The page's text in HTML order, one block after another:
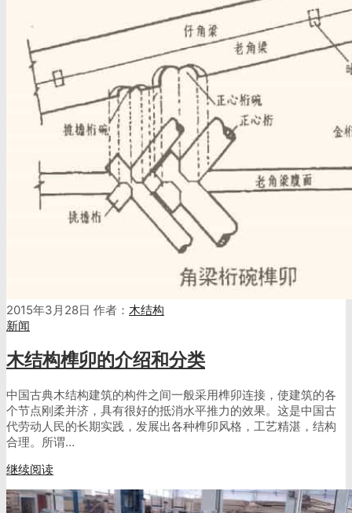
2015年3月28日 作者： 木结构
新闻
木结构榫卯的介绍和分类
中国古典木结构建筑的构件之间一般采用榫卯连接，使建筑的各
个节点刚柔并济，具有很好的抵消水平推力的效果。这是中国古
代劳动人民的长期实践，发展出各种榫卯风格，工艺精湛，结构
合理。所谓…
继续阅读